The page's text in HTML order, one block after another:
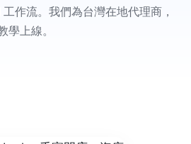
作流。我們為台灣在地代理商，
學上線。